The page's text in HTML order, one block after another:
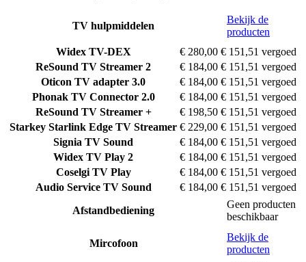
TV hulpmiddelen
Bekijk de
producten
Widex TV-DEX € 280,00 € 151,51 vergoed
ReSound TV Streamer 2 € 184,00 € 151,51 vergoed
Oticon TV adapter 3.0 € 184,00 € 151,51 vergoed
Phonak TV Connector 2.0 € 184,00 € 151,51 vergoed
ReSound TV Streamer + € 198,50 € 151,51 vergoed
Starkey Starlink Edge TV Streamer € 229,00 € 151,51 vergoed
Signia TV Sound € 184,00 € 151,51 vergoed
Widex TV Play 2 € 184,00 € 151,51 vergoed
Coselgi TV Play € 184,00 € 151,51 vergoed
Audio Service TV Sound € 184,00 € 151,51 vergoed
Afstandbediening
Geen producten
beschikbaar
Mircofoon
Bekijk de
producten